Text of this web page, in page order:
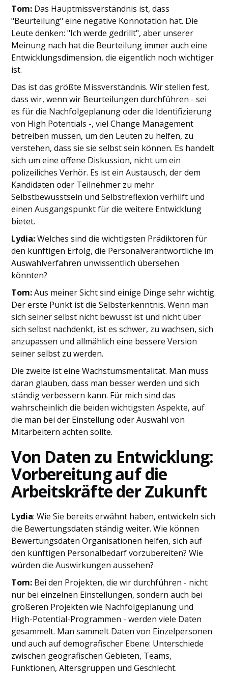
Tom: Das Hauptmissverständnis ist, dass
"Beurteilung" eine negative Konnotation hat. Die
Leute denken: "Ich werde gedrillt", aber unserer
Meinung nach hat die Beurteilung immer auch eine
Entwicklungsdimension, die eigentlich noch wichtiger
ist.
Das ist das größte Missverständnis. Wir stellen fest,
dass wir, wenn wir Beurteilungen durchführen - sei
es für die Nachfolgeplanung oder die Identifizierung
von High Potentials -, viel Change Management
betreiben müssen, um den Leuten zu helfen, zu
verstehen, dass sie sie selbst sein können. Es handelt
sich um eine offene Diskussion, nicht um ein
polizeiliches Verhör. Es ist ein Austausch, der dem
Kandidaten oder Teilnehmer zu mehr
Selbstbewusstsein und Selbstreflexion verhilft und
einen Ausgangspunkt für die weitere Entwicklung
bietet.
Lydia:Welches sind die wichtigsten Prädiktoren für
den künftigen Erfolg, die Personalverantwortliche im
Auswahlverfahren unwissentlich übersehen
könnten?
Tom:Aus meiner Sicht sind einige Dinge sehr wichtig.
Der erste Punkt ist die Selbsterkenntnis. Wenn man
sich seiner selbst nicht bewusst ist und nicht über
sich selbst nachdenkt, ist es schwer, zu wachsen, sich
anzupassen und allmählich eine bessere Version
seiner selbst zu werden.
Die zweite ist eine Wachstumsmentalität. Man muss
daran glauben, dass man besser werden und sich
ständig verbessern kann. Für mich sind das
wahrscheinlich die beiden wichtigsten Aspekte, auf
die man bei der Einstellung oder Auswahl von
Mitarbeitern achten sollte.
Von Daten zu Entwicklung:
Vorbereitung auf die
Arbeitskräfte der Zukunft
Lydia: Wie Sie bereits erwähnt haben, entwickeln sich
die Bewertungsdaten ständig weiter. Wie können
Bewertungsdaten Organisationen helfen, sich auf
den künftigen Personalbedarf vorzubereiten? Wie
würden die Auswirkungen aussehen?
Tom: Bei den Projekten, die wir durchführen - nicht
nur bei einzelnen Einstellungen, sondern auch bei
größeren Projekten wie Nachfolgeplanung und
High-Potential-Programmen - werden viele Daten
gesammelt. Man sammelt Daten von Einzelpersonen
und auch auf demografischer Ebene: Unterschiede
zwischen geografischen Gebieten, Teams,
Funktionen, Altersgruppen und Geschlecht.